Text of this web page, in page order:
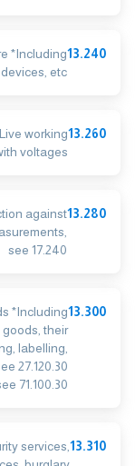
13.240
*Including
etc.
13.260
working
voltages
13.280
against
see 17.240
13.300
*Including
their
labelling,
27.120.30
71.100.30
13.310
services,